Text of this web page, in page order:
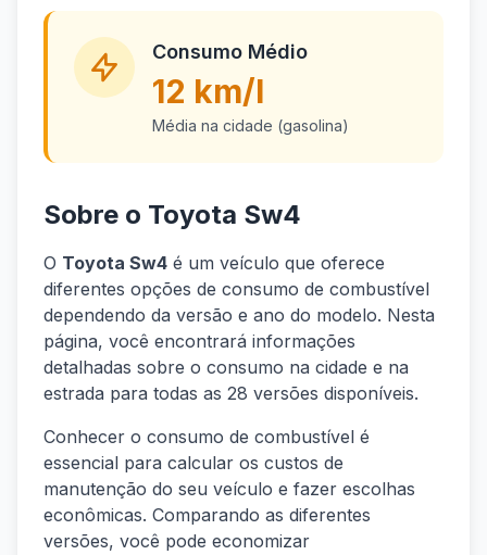
Consumo Médio
12 km/l
Média na cidade (gasolina)
Sobre o Toyota Sw4
O Toyota Sw4 é um veículo que oferece
diferentes opções de consumo de combustível
dependendo da versão e ano do modelo. Nesta
página, você encontrará informações
detalhadas sobre o consumo na cidade e na
estrada para todas as 28 versões disponíveis.
Conhecer o consumo de combustível é
essencial para calcular os custos de
manutenção do seu veículo e fazer escolhas
econômicas. Comparando as diferentes
versões, você pode economizar